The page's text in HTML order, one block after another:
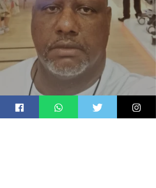
Candidato a deputado federal
baleado e morre na Baixada